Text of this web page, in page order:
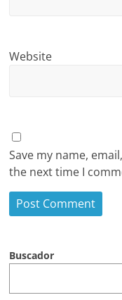
Website
Save my name,
the next time I
Buscador